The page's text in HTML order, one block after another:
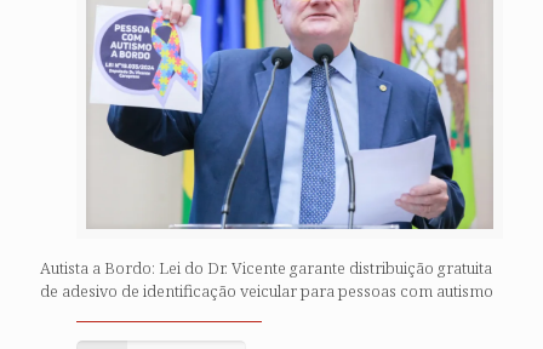
Autista a Bordo: Lei do Dr. Vicente garante distribuição gratuita
de adesivo de identificação veicular para pessoas com autismo